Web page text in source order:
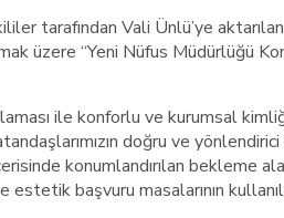
tarafından Vali Ünlü’ye
üzere “Yeni Nüfus Müdürlüğü
ile konforlu ve kurumsal
doğru ve
konumlandırılan bekleme
estetik başvuru masalarının